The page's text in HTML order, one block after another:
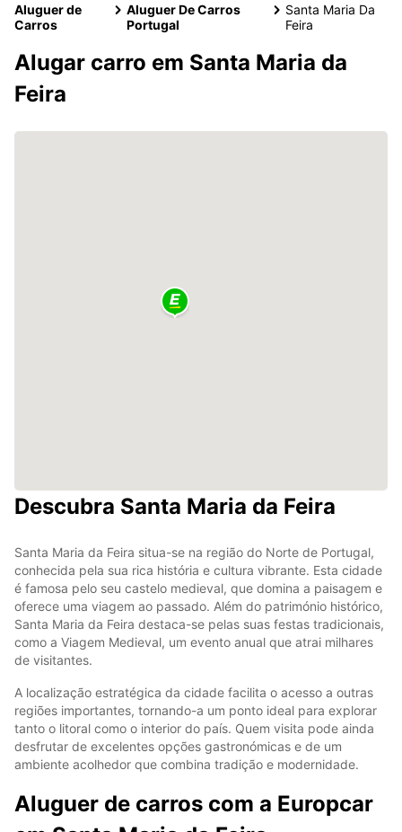
Aluguer de
Carros
Aluguer De Carros
Portugal
Santa Maria Da
Feira
Alugar carro em Santa Maria da
Feira
Descubra Santa Maria da Feira
Santa Maria da Feira situa-se na região do Norte de Portugal,
conhecida pela sua rica história e cultura vibrante. Esta cidade
é famosa pelo seu castelo medieval, que domina a paisagem e
oferece uma viagem ao passado. Além do património histórico,
Santa Maria da Feira destaca-se pelas suas festas tradicionais,
como a Viagem Medieval, um evento anual que atrai milhares
de visitantes.
A localização estratégica da cidade facilita o acesso a outras
regiões importantes, tornando-a um ponto ideal para explorar
tanto o litoral como o interior do país. Quem visita pode ainda
desfrutar de excelentes opções gastronómicas e de um
ambiente acolhedor que combina tradição e modernidade.
Aluguer de carros com a Europcar